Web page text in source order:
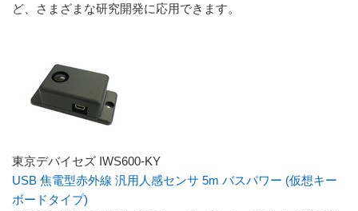
ど、さまざまな研究開発に応用できます。
東京デバイセズ IWS600-KY
USB 焦電型赤外線 汎用人感センサ 5m バスパワー (仮想キー
ボードタイプ)